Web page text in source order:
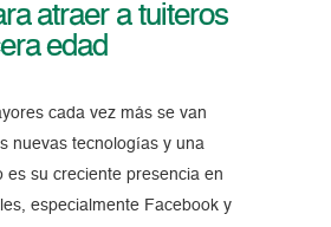
atraer a tuiteros
edad
cada vez más se van
nuevas tecnologías y una
es su creciente presencia en
especialmente Facebook y